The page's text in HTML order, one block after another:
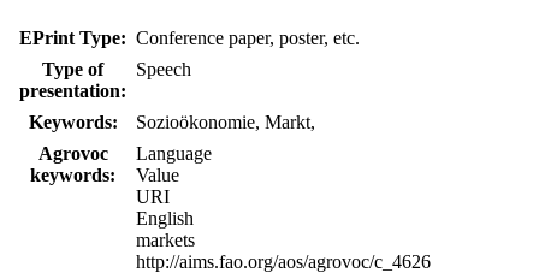
EPrint Type: Conference paper, poster, etc.
Type of
presentation:
Speech
Keywords:
Sozioökonomie, Markt,
Agrovoc
keywords:
Language
Value
URI
English
markets
http://aims.fao.org/aos/agrovoc/c_4626